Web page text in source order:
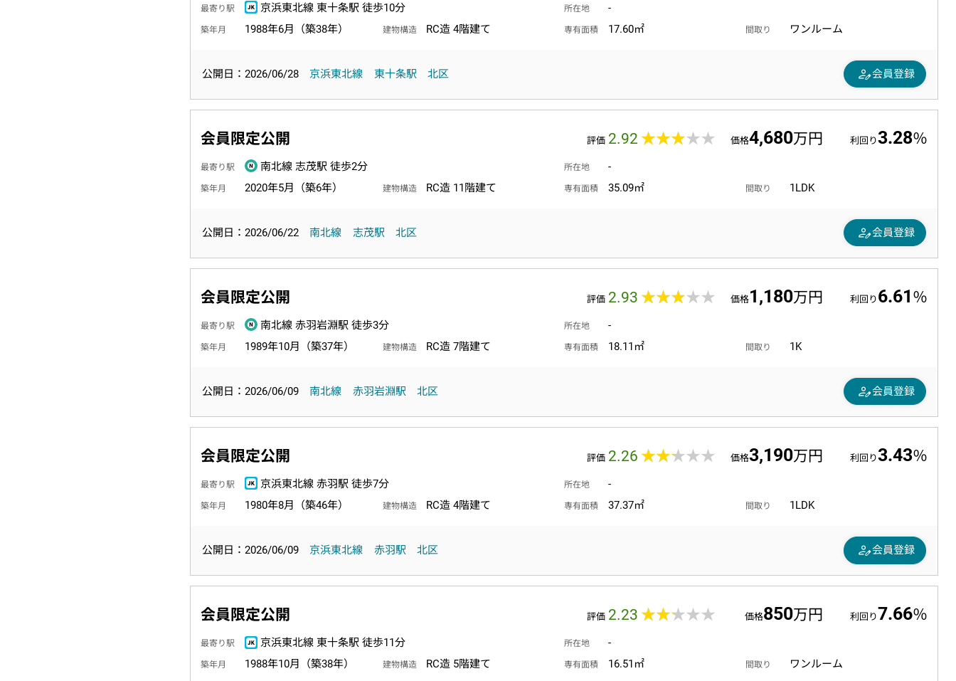
最寄り駅 京浜東北線 東十条駅 徒歩10分 所在地 -
築年月 1988年6月（築38年） 建物構造 RC造 4階建て 専有面積 17.60㎡ 間取り ワンルーム
公開日：2026/06/28 京浜東北線 東十条駅 北区 person_edit会員登録
会員限定公開 評価 2.92 ★★★★★
★★★★★ 価格4,680万円 利回り3.28％
最寄り駅 南北線 志茂駅 徒歩2分 所在地 -
築年月 2020年5月（築6年） 建物構造 RC造 11階建て 専有面積 35.09㎡ 間取り 1LDK
公開日：2026/06/22 南北線 志茂駅 北区 person_edit会員登録
会員限定公開 評価 2.93 ★★★★★
★★★★★ 価格1,180万円 利回り 6.61 ％
最寄り駅 南北線 赤羽岩淵駅 徒歩3分 所在地 -
築年月 1989年10月（築37年） 建物構造 RC造 7階建て 専有面積 18.11㎡ 間取り 1K
公開日：2026/06/09 南北線 赤羽岩淵駅 北区 person_edit会員登録
会員限定公開 評価 2.26 ★★★★★
★★★★★ 価格3,190万円 利回り3.43％
最寄り駅 京浜東北線 赤羽駅 徒歩7分 所在地 -
築年月 1980年8月（築46年） 建物構造 RC造 4階建て 専有面積 37.37㎡ 間取り 1LDK
公開日：2026/06/09 京浜東北線 赤羽駅 北区 person_edit会員登録
会員限定公開 評価 2.23 ★★★★★
★★★★★ 価格850万円 利回り7.66％
最寄り駅 京浜東北線 東十条駅 徒歩11分 所在地 -
築年月 1988年10月（築38年） 建物構造 RC造 5階建て 専有面積 16.51㎡ 間取り ワンルーム